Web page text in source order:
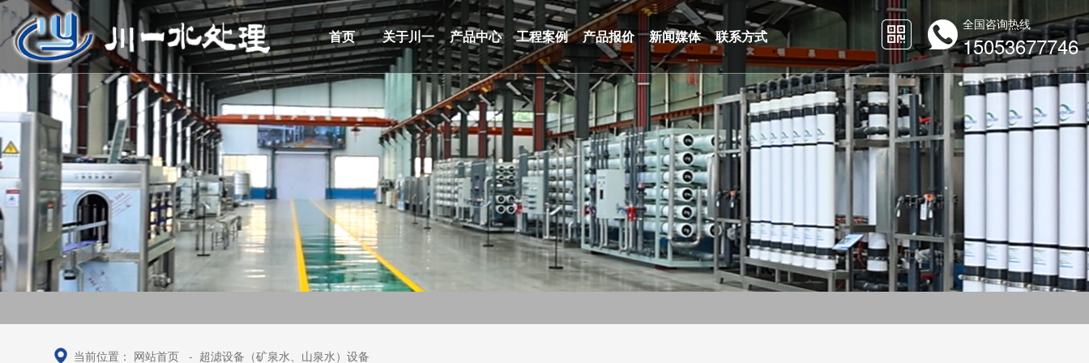
首页 关于川一 产品中心 工程案例 产品报价 新闻媒体 联系方式
全国咨询热线
15053677746
当前位置： 网站首页 - 超滤设备（矿泉水、山泉水）设备